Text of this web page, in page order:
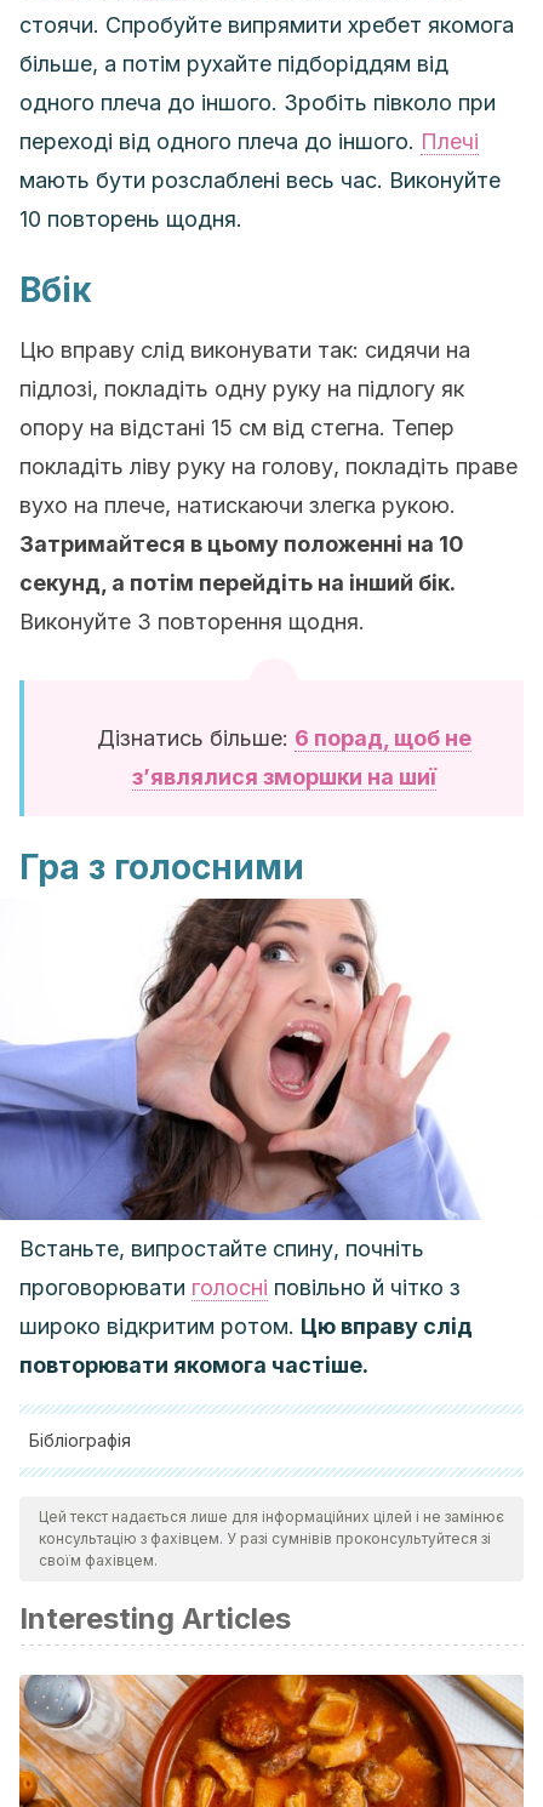
стоячи. Спробуйте випрямити хребет якомога
більше, а потім рухайте підборіддям від
одного плеча до іншого. Зробіть півколо при
переході від одного плеча до іншого. Плечі
мають бути розслаблені весь час. Виконуйте
10 повторень щодня.
Вбік
Цю вправу слід виконувати так: сидячи на
підлозі, покладіть одну руку на підлогу як
опору на відстані 15 см від стегна. Тепер
покладіть ліву руку на голову, покладіть праве
вухо на плече, натискаючи злегка рукою.
Затримайтеся в цьому положенні на 10
секунд, а потім перейдіть на інший бік.
Виконуйте 3 повторення щодня.
Дізнатись більше: 6 порад, щоб не
з’являлися зморшки на шиї
Гра з голосними
Встаньте, випростайте спину, почніть
проговорювати голосні повільно й чітко з
широко відкритим ротом. Цю вправу слід
повторювати якомога частіше.
Бібліографія
Treatment.Plast Reconstr Surg Glob Open. 2016;4(12 Suppl
Anatomy and Safety in Cosmetic Medicine: Cosmetic
doi:10.1097/GOX.0000000000001155
facial aesthetics with muscle retraining exercises-a review.
J Clin Diagn Res. 2014;8(8):ZE09–ZE11.
doi:10.7860/JCDR/2014/9792.4753
Цей текст надається лише для інформаційних цілей і не замінює
консультацію з фахівцем. У разі сумнівів проконсультуйтеся зі
своїм фахівцем.
Interesting Articles